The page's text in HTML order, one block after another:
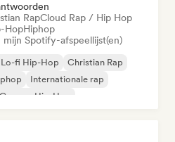
RapCloud Rap / Hip Hop
HopHiphop
Spotify-afspeellijst(en)
fi Hip-Hop
Christian Rap
Internationale rap
Hip-Hop